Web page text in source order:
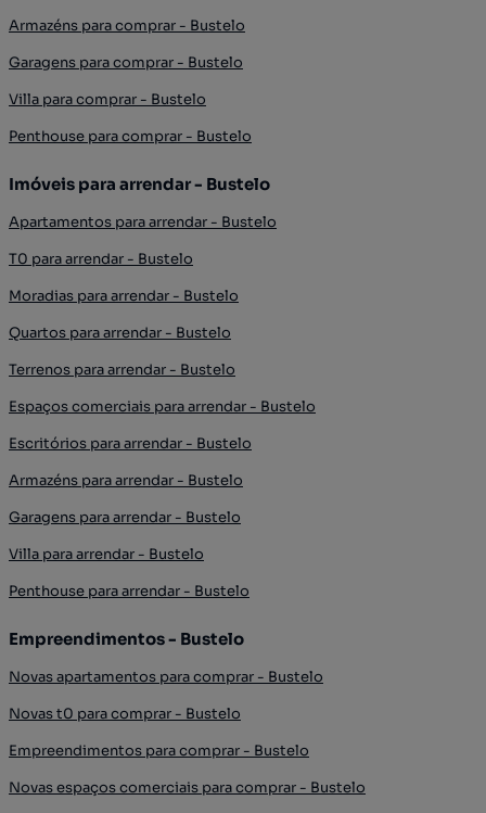
Armazéns para comprar - Bustelo
Garagens para comprar - Bustelo
Villa para comprar - Bustelo
Penthouse para comprar - Bustelo
Imóveis para arrendar - Bustelo
Apartamentos para arrendar - Bustelo
T0 para arrendar - Bustelo
Moradias para arrendar - Bustelo
Quartos para arrendar - Bustelo
Terrenos para arrendar - Bustelo
Espaços comerciais para arrendar - Bustelo
Escritórios para arrendar - Bustelo
Armazéns para arrendar - Bustelo
Garagens para arrendar - Bustelo
Villa para arrendar - Bustelo
Penthouse para arrendar - Bustelo
Empreendimentos - Bustelo
Novas apartamentos para comprar - Bustelo
Novas t0 para comprar - Bustelo
Empreendimentos para comprar - Bustelo
Novas espaços comerciais para comprar - Bustelo